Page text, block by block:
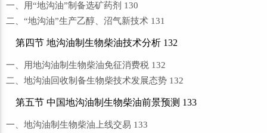
一、用“地沟油”制备选矿药剂 130
二、“地沟油”生产乙醇、沼气新技术 131
第四节 地沟油制生物柴油技术分析 132
一、用地沟油制生物柴油免征消费税 132
二、地沟油回收制备生物柴技术发展态势 132
第五节 中国地沟油制生物柴油前景预测 133
一、地沟油制生物柴油上线交易 133